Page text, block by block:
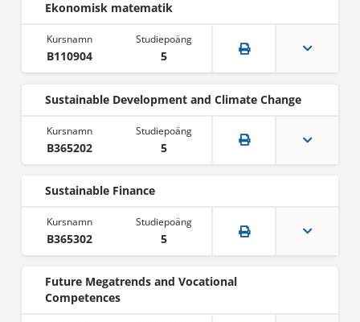
Ekonomisk matematik
B110904 5
Sustainable Development and Climate Change
B365202 5
Sustainable Finance
B365302 5
Future Megatrends and Vocational
Competences